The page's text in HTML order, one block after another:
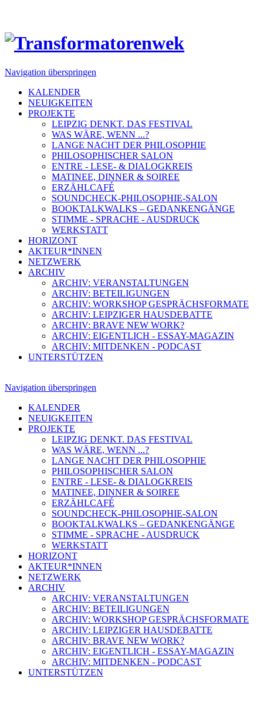
Navigation überspringen
KALENDER
NEUIGKEITEN
PROJEKTE
LEIPZIG DENKT. DAS FESTIVAL
WAS WÄRE, WENN ...?
LANGE NACHT DER PHILOSOPHIE
PHILOSOPHISCHER SALON
ENTRE - LESE- & DIALOGKREIS
MATINEE, DINNER & SOIREE
ERZÄHLCAFÉ
SOUNDCHECK-PHILOSOPHIE-SALON
BOOKTALKWALKS – GEDANKENGÄNGE
STIMME - SPRACHE - AUSDRUCK
WERKSTATT
HORIZONT
AKTEUR*INNEN
NETZWERK
ARCHIV
ARCHIV: VERANSTALTUNGEN
ARCHIV: BETEILIGUNGEN
ARCHIV: WORKSHOP GESPRÄCHSFORMATE
ARCHIV: LEIPZIGER HAUSDEBATTE
ARCHIV: BRAVE NEW WORK?
ARCHIV: EIGENTLICH - ESSAY-MAGAZIN
ARCHIV: MITDENKEN - PODCAST
UNTERSTÜTZEN
Navigation überspringen
KALENDER
NEUIGKEITEN
PROJEKTE
LEIPZIG DENKT. DAS FESTIVAL
WAS WÄRE, WENN ...?
LANGE NACHT DER PHILOSOPHIE
PHILOSOPHISCHER SALON
ENTRE - LESE- & DIALOGKREIS
MATINEE, DINNER & SOIREE
ERZÄHLCAFÉ
SOUNDCHECK-PHILOSOPHIE-SALON
BOOKTALKWALKS – GEDANKENGÄNGE
STIMME - SPRACHE - AUSDRUCK
WERKSTATT
HORIZONT
AKTEUR*INNEN
NETZWERK
ARCHIV
ARCHIV: VERANSTALTUNGEN
ARCHIV: BETEILIGUNGEN
ARCHIV: WORKSHOP GESPRÄCHSFORMATE
ARCHIV: LEIPZIGER HAUSDEBATTE
ARCHIV: BRAVE NEW WORK?
ARCHIV: EIGENTLICH - ESSAY-MAGAZIN
ARCHIV: MITDENKEN - PODCAST
UNTERSTÜTZEN